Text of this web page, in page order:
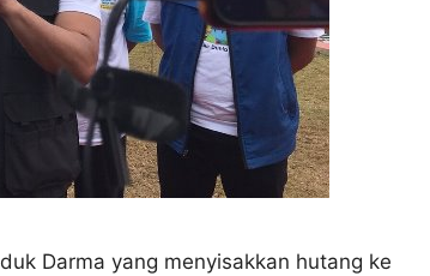
Darma yang menyisakkan hutang ke